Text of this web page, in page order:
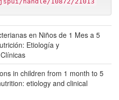
en Niños de 1 Mes a 5
Etiología y
in children from 1 month to 5
etiology and clinical